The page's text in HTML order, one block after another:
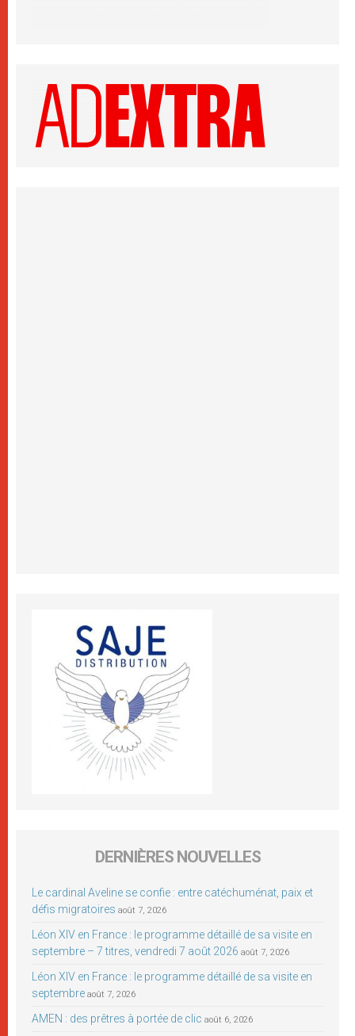
DERNIÈRES NOUVELLES
Le cardinal Aveline se confie : entre catéchuménat, paix et
défis migratoires août 7, 2026
Léon XIV en France : le programme détaillé de sa visite en
septembre – 7 titres, vendredi 7 août 2026 août 7, 2026
Léon XIV en France : le programme détaillé de sa visite en
septembre août 7, 2026
AMEN : des prêtres à portée de clic août 6, 2026